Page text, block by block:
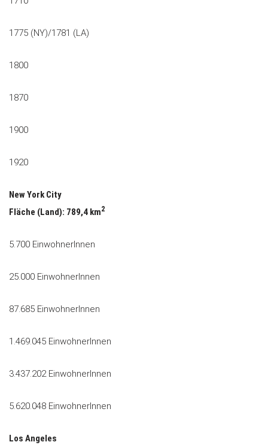
1775 (NY)/1781 (LA)
1800
1870
1900
1920
New York City
Fläche (Land): 789,4 km2
5.700 EinwohnerInnen
25.000 EinwohnerInnen
87.685 EinwohnerInnen
1.469.045 EinwohnerInnen
3.437.202 EinwohnerInnen
5.620.048 EinwohnerInnen
Los Angeles